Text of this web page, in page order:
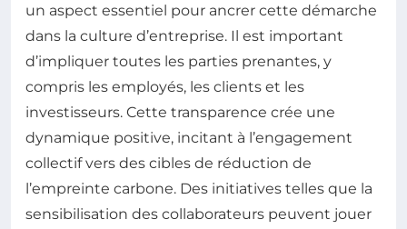
un aspect essentiel pour ancrer cette démarche
dans la culture d’entreprise. Il est important
d’impliquer toutes les parties prenantes, y
compris les employés, les clients et les
investisseurs. Cette transparence crée une
dynamique positive, incitant à l’engagement
collectif vers des cibles de réduction de
l’empreinte carbone. Des initiatives telles que la
sensibilisation des collaborateurs peuvent jouer